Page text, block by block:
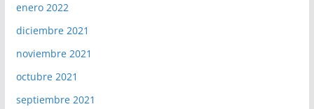
enero 2022
diciembre 2021
noviembre 2021
octubre 2021
septiembre 2021